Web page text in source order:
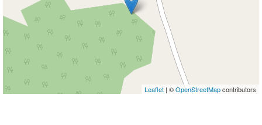
Leaflet | ©OpenStreetMapcontributors